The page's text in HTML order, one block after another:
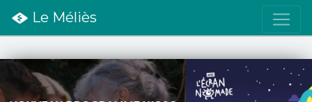
Le Méliès